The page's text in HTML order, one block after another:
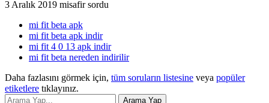
3 Aralık 2019 misafir sordu
mi fit beta apk
mi fit beta apk indir
mi fit 4 0 13 apk indir
mi fit beta nereden indirilir
Daha fazlasını görmek için, tüm soruların listesine veya popüler
etiketlere tıklayınız.